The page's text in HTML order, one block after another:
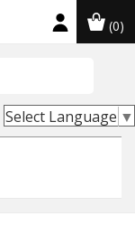
(0)
Select Language ▼